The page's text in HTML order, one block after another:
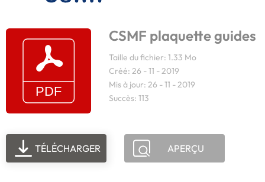
CSMF plaquette guides
Taille du fichier: 1.33 Mo
Créé: 26 - 11 - 2019
Mis à jour: 26 - 11 - 2019
Succès: 113
TÉLÉCHARGER APERÇU